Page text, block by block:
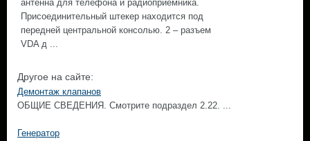
антенна для телефона и радиоприемника.
Присоединительный штекер находится под
передней центральной консолью. 2 – разъем
VDA д ...
Другое на сайте:
Демонтаж клапанов
ОБЩИЕ СВЕДЕНИЯ. Смотрите подраздел 2.22. ...
Генератор